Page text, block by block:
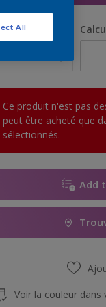
Ce produit n'est pas
peut être acheté que
sélectionnés.
Add
Voir la couleur
All